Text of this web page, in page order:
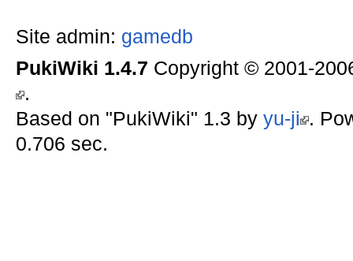
Site admin: gamedb
PukiWiki 1.4.7 Copyright © 2001-
.
Based on "PukiWiki" 1.3 by yu-ji .
0.706 sec.